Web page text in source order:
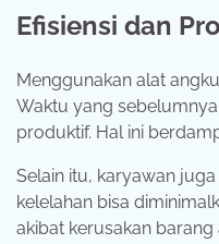
Efisiensi dan
Menggunakan alat
Waktu yang
produktif. Hal ini
Selain itu, karyawan
kelelahan bisa
akibat kerusakan